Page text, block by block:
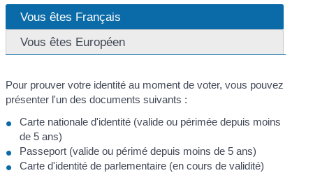
Vous êtes Français
Vous êtes Européen
Pour prouver votre identité au moment de voter, vous pouvez
présenter l'un des documents suivants :
Carte nationale d'identité (valide ou périmée depuis moins
de 5 ans)
Passeport (valide ou périmé depuis moins de 5 ans)
Carte d'identité de parlementaire (en cours de validité)